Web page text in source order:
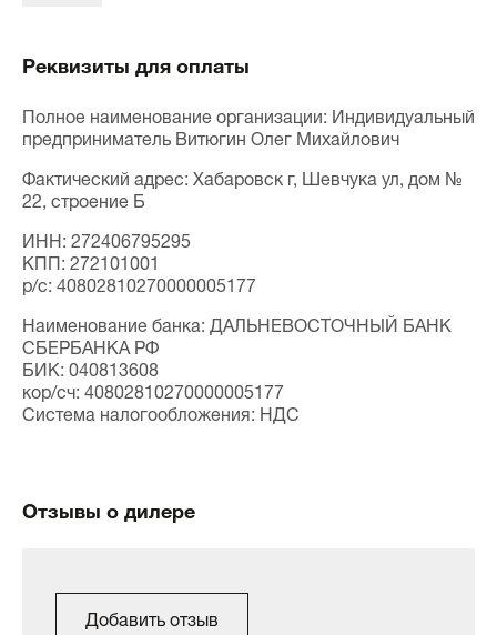
Реквизиты для оплаты
Полное наименование организации: Индивидуальный
предприниматель Витюгин Олег Михайлович
Фактический адрес: Хабаровск г, Шевчука ул, дом №
22, строение Б
ИНН: 272406795295
КПП: 272101001
p/c: 40802810270000005177
Наименование банка: ДАЛЬНЕВОСТОЧНЫЙ БАНК
СБЕРБАНКА РФ
БИК: 040813608
кор/сч: 40802810270000005177
Система налогообложения: НДС
Отзывы о дилере
Добавить отзыв